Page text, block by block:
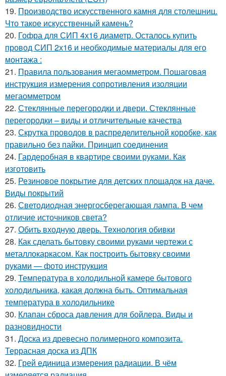
19. Производство искусственного камня для столешниц.
Что такое искусственный камень?
20. Гофра для СИП 4х16 диаметр. Осталось купить
провод СИП 2х16 и необходимые материалы для его
монтажа :
21. Правила пользования мегаомметром. Пошаговая
инструкция измерения сопротивления изоляции
мегаомметром
22. Стеклянные перегородки и двери. Стеклянные
перегородки – виды и отличительные качества
23. Скрутка проводов в распределительной коробке, как
правильно без пайки. Принцип соединения
24. Гардеробная в квартире своими руками. Как
изготовить
25. Резиновое покрытие для детских площадок на даче.
Виды покрытий
26. Светодиодная энергосберегающая лампа. В чем
отличие источников света?
27. Обить входную дверь. Технология обивки
28. Как сделать бытовку своими руками чертежи с
металлокаркасом. Как построить бытовку своими
руками — фото инструкция
29. Температура в холодильной камере бытового
холодильника, какая должна быть. Оптимальная
температура в холодильнике
30. Клапан сброса давления для бойлера. Виды и
разновидности
31. Доска из древесно полимерного композита.
Террасная доска из ДПК
32. Грей единица измерения радиации. В чём